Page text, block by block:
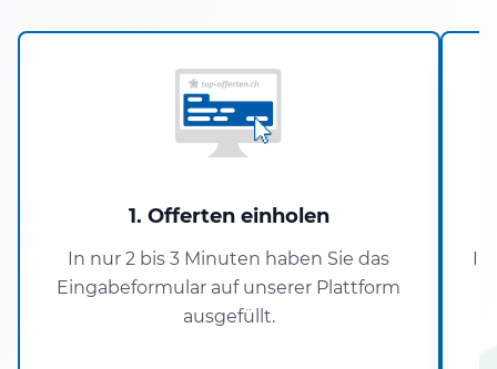
1. Offerten einholen
In nur 2 bis 3 Minuten haben Sie das
Eingabeformular auf unserer Plattform
ausgefüllt.